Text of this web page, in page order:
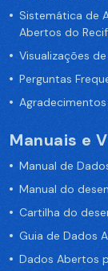
Sistemática de
Abertos do
Visualizações
Perguntas
Agradecimentos
Manuais e
Manual de
Manual do
Cartilha do
Guia de Dados
Dados Abertos